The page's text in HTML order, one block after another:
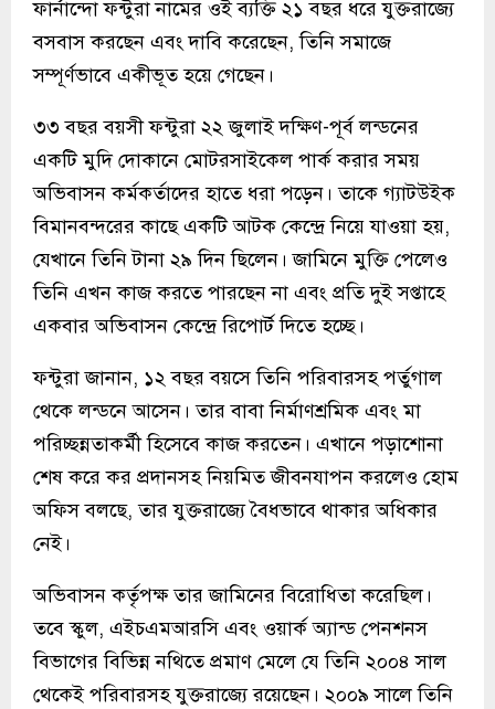
ফার্নান্দো ফন্টুরা নামের ওই ব্যক্তি ২১ বছর ধরে যুক্তরাজ্যে
বসবাস করছেন এবং দাবি করেছেন, তিনি সমাজে
সম্পূর্ণভাবে একীভূত হয়ে গেছেন।
৩৩ বছর বয়সী ফন্টুরা ২২ জুলাই দক্ষিণ-পূর্ব লন্ডনের
একটি মুদি দোকানে মোটরসাইকেল পার্ক করার সময়
অভিবাসন কর্মকর্তাদের হাতে ধরা পড়েন। তাকে গ্যাটউইক
বিমানবন্দরের কাছে একটি আটক কেন্দ্রে নিয়ে যাওয়া হয়,
যেখানে তিনি টানা ২৯ দিন ছিলেন। জামিনে মুক্তি পেলেও
তিনি এখন কাজ করতে পারছেন না এবং প্রতি দুই সপ্তাহে
একবার অভিবাসন কেন্দ্রে রিপোর্ট দিতে হচ্ছে।
ফন্টুরা জানান, ১২ বছর বয়সে তিনি পরিবারসহ পর্তুগাল
থেকে লন্ডনে আসেন। তার বাবা নির্মাণশ্রমিক এবং মা
পরিচ্ছন্নতাকর্মী হিসেবে কাজ করতেন। এখানে পড়াশোনা
শেষ করে কর প্রদানসহ নিয়মিত জীবনযাপন করলেও হোম
অফিস বলছে, তার যুক্তরাজ্যে বৈধভাবে থাকার অধিকার
নেই।
অভিবাসন কর্তৃপক্ষ তার জামিনের বিরোধিতা করেছিল।
তবে স্কুল, এইচএমআরসি এবং ওয়ার্ক অ্যান্ড পেনশনস
বিভাগের বিভিন্ন নথিতে প্রমাণ মেলে যে তিনি ২০০৪ সাল
থেকেই পরিবারসহ যুক্তরাজ্যে রয়েছেন। ২০০৯ সালে তিনি